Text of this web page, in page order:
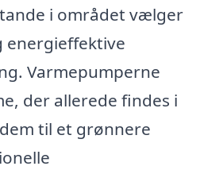
i området vælger
energieffektive
Varmepumperne
der allerede findes i
til et grønnere